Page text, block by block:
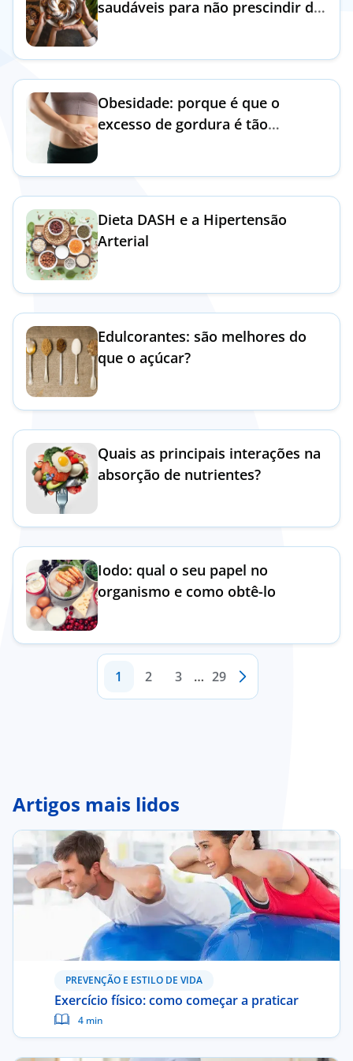
a nós
saudáveis para não prescindir de
Obesidade: porque é que o
excesso de gordura é tão
Dieta DASH e a Hipertensão
Arterial
Edulcorantes: são melhores do
que o açúcar?
Quais as principais interações na
absorção de nutrientes?
Iodo: qual o seu papel no
organismo e como obtê-lo
1 2 3 … 29
Artigos mais lidos
PREVENÇÃO E ESTILO DE VIDA
Exercício físico: como começar a praticar
4 min